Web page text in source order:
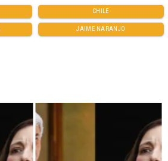
CHILE
JAIME NARANJO